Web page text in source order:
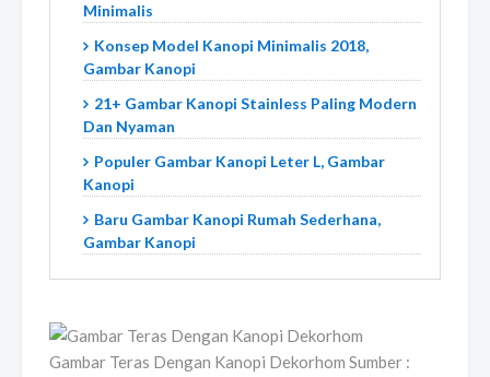
Minimalis
Konsep Model Kanopi Minimalis 2018,
Gambar Kanopi
21+ Gambar Kanopi Stainless Paling Modern
Dan Nyaman
Populer Gambar Kanopi Leter L, Gambar
Kanopi
Baru Gambar Kanopi Rumah Sederhana,
Gambar Kanopi
Gambar Teras Dengan Kanopi Dekorhom Sumber :